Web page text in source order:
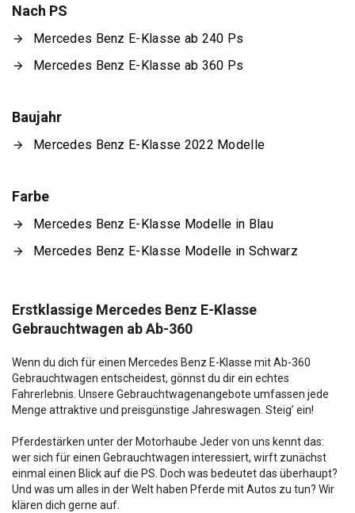
Nach PS
Mercedes Benz E-Klasse ab 240 Ps
Mercedes Benz E-Klasse ab 360 Ps
Baujahr
Mercedes Benz E-Klasse 2022 Modelle
Farbe
Mercedes Benz E-Klasse Modelle in Blau
Mercedes Benz E-Klasse Modelle in Schwarz
Erstklassige Mercedes Benz E-Klasse
Gebrauchtwagen ab Ab-360
Wenn du dich für einen Mercedes Benz E-Klasse mit Ab-360
Gebrauchtwagen entscheidest, gönnst du dir ein echtes
Fahrerlebnis. Unsere Gebrauchtwagenangebote umfassen jede
Menge attraktive und preisgünstige Jahreswagen. Steig’ ein!
Pferdestärken unter der Motorhaube Jeder von uns kennt das:
wer sich für einen Gebrauchtwagen interessiert, wirft zunächst
einmal einen Blick auf die PS. Doch was bedeutet das überhaupt?
Und was um alles in der Welt haben Pferde mit Autos zu tun? Wir
klären dich gerne auf.